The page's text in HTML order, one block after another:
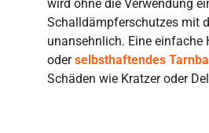
wird ohne die Verwendung
Schalldämpferschutzes mit
unansehnlich. Eine einfache
oderselbsthaftendes
Schäden wie Kratzer oder